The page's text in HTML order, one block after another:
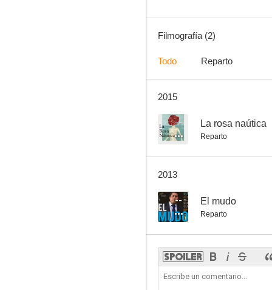
Filmografía (2)
Todo Reparto
2015
-- La rosa naútica
Reparto
2013
-- El mudo
Reparto